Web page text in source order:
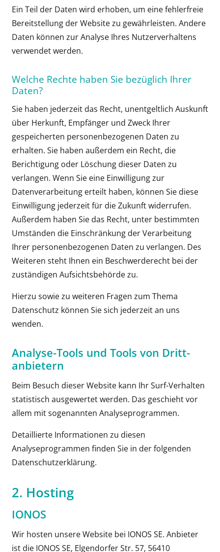
Ein Teil der Daten wird erhoben, um eine fehlerfreie
Bereitstellung der Website zu gewährleisten. Andere
Daten können zur Analyse Ihres Nutzerverhaltens
verwendet werden.
Welche Rechte haben Sie bezüglich Ihrer
Daten?
Sie haben jederzeit das Recht, unentgeltlich Auskunft
über Herkunft, Empfänger und Zweck Ihrer
gespeicherten personenbezogenen Daten zu
erhalten. Sie haben außerdem ein Recht, die
Berichtigung oder Löschung dieser Daten zu
verlangen. Wenn Sie eine Einwilligung zur
Datenverarbeitung erteilt haben, können Sie diese
Einwilligung jederzeit für die Zukunft widerrufen.
Außerdem haben Sie das Recht, unter bestimmten
Umständen die Einschränkung der Verarbeitung
Ihrer personenbezogenen Daten zu verlangen. Des
Weiteren steht Ihnen ein Beschwerderecht bei der
zuständigen Aufsichtsbehörde zu.
Hierzu sowie zu weiteren Fragen zum Thema
Datenschutz können Sie sich jederzeit an uns
wenden.
Analyse-Tools und Tools von Dritt­
anbietern
Beim Besuch dieser Website kann Ihr Surf-Verhalten
statistisch ausgewertet werden. Das geschieht vor
allem mit sogenannten Analyseprogrammen.
Detaillierte Informationen zu diesen
Analyseprogrammen finden Sie in der folgenden
Datenschutzerklärung.
2. Hosting
IONOS
Wir hosten unsere Website bei IONOS SE. Anbieter
ist die IONOS SE, Elgendorfer Str. 57, 56410